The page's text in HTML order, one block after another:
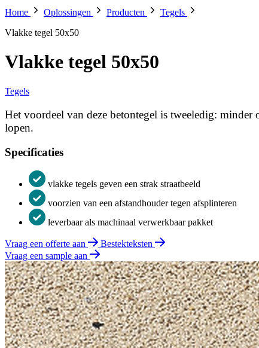
Home Oplossingen Producten
Tegels
Vlakke tegel 50x50
Vlakke tegel 50x50
Tegels
Het voordeel van deze betontegel is tweeledig:
lopen.
Specificaties
vlakke tegels geven een strak straatbeeld
voorzien van een afstandhouder tegen afsplinteren
leverbaar als machinaal verwerkbaar pakket
Vraag een offerte aan
Bestekteksten
Vraag een sample aan